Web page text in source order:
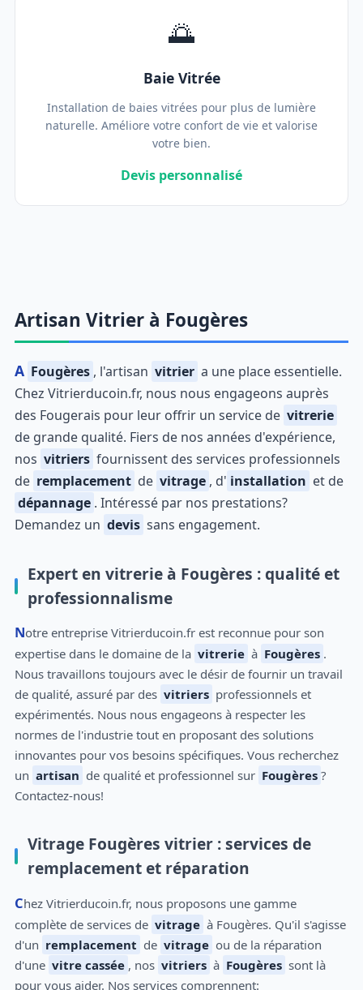
🌅
Baie Vitrée
Installation de baies vitrées pour plus de lumière
naturelle. Améliore votre confort de vie et valorise
votre bien.
Devis personnalisé
Artisan Vitrier à Fougères
A Fougères , l'artisan vitrier a une place essentielle.
Chez Vitrierducoin.fr, nous nous engageons auprès
des Fougerais pour leur offrir un service de vitrerie
de grande qualité. Fiers de nos années d'expérience,
nos vitriers fournissent des services professionnels
de remplacement de vitrage , d' installation et de
dépannage . Intéressé par nos prestations?
Demandez un devis sans engagement.
Expert en vitrerie à Fougères : qualité et
professionnalisme
Notre entreprise Vitrierducoin.fr est reconnue pour son
expertise dans le domaine de la vitrerie à Fougères .
Nous travaillons toujours avec le désir de fournir un travail
de qualité, assuré par des vitriers professionnels et
expérimentés. Nous nous engageons à respecter les
normes de l'industrie tout en proposant des solutions
innovantes pour vos besoins spécifiques. Vous recherchez
un artisan de qualité et professionnel sur Fougères ?
Contactez-nous!
Vitrage Fougères vitrier : services de
remplacement et réparation
Chez Vitrierducoin.fr, nous proposons une gamme
complète de services de vitrage à Fougères. Qu'il s'agisse
d'un remplacement de vitrage ou de la réparation
d'une vitre cassée , nos vitriers à Fougères sont là
pour vous aider. Nos services comprennent: